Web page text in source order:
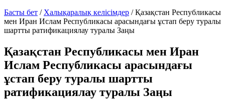
Басты бет / Халықаралық келісімдер /Қазақстан Республикасы
мен Иран Ислам Республикасы арасындағы ұстап беру туралы
шартты ратификациялау туралы Заңы
Қазақстан Республикасы мен Иран
Ислам Республикасы арасындағы
ұстап беру туралы шартты
ратификациялау туралы Заңы